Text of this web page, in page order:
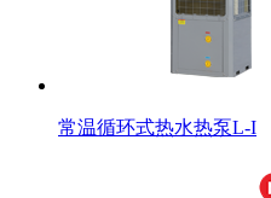
常温循环式热水热泵L-I